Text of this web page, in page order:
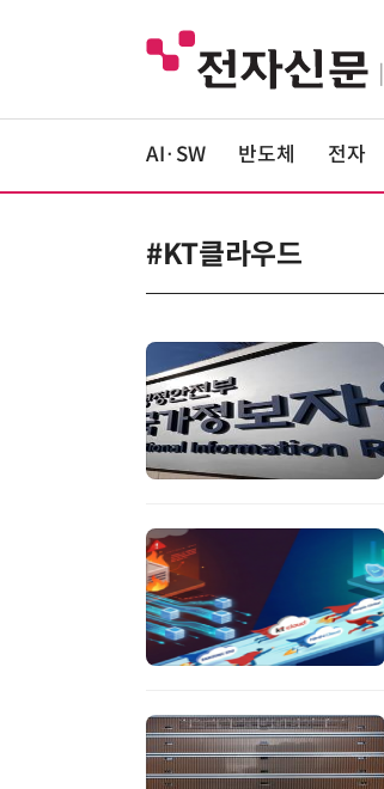
AI·SW 반도체 전자
#KT클라우드